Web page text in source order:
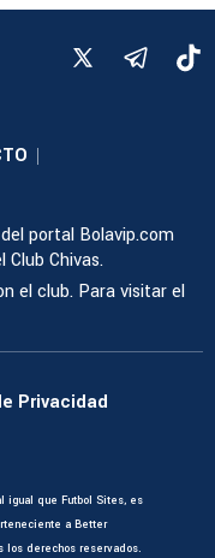
|
portal Bolavip.com
Chivas.
el club. Para visitar el
Privacidad
igual que Futbol Sites, es
a Better
los derechos reservados.